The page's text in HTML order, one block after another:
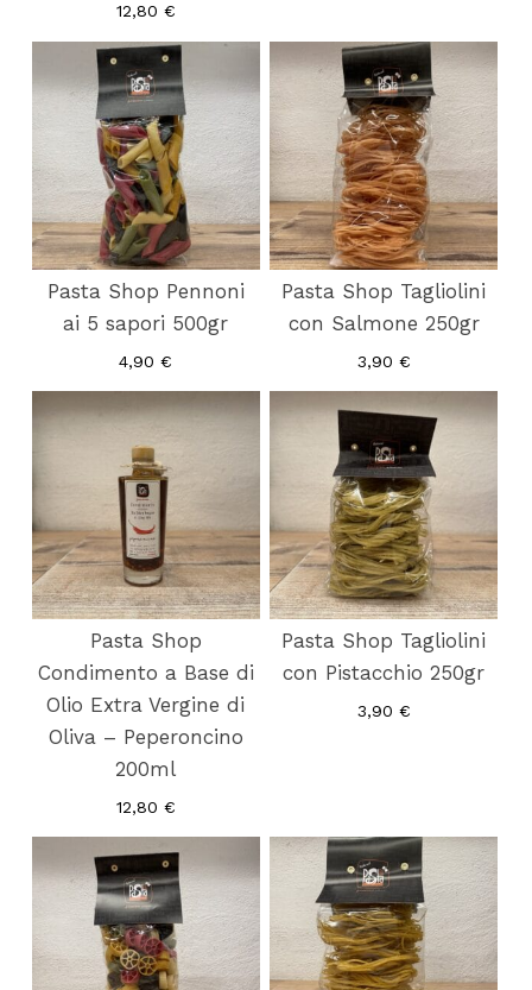
12,80 €
Pasta Shop Pennoni
ai 5 sapori 500gr
4,90€
Pasta Shop Tagliolini
con Salmone 250gr
3,90 €
Pasta Shop
Condimento a Base di
Olio Extra Vergine di
Oliva – Peperoncino
200ml
12,80 €
Pasta Shop Tagliolini
con Pistacchio 250gr
3,90 €